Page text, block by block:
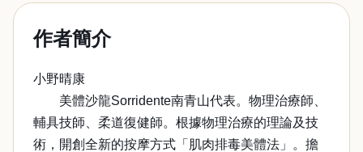
作者簡介
小野晴康
美體沙龍Sorridente南青山代表。物理治療師、
輔具技師、柔道復健師。根據物理治療的理論及技
術，開創全新的按摩方式「肌肉排毒美體法」。擔